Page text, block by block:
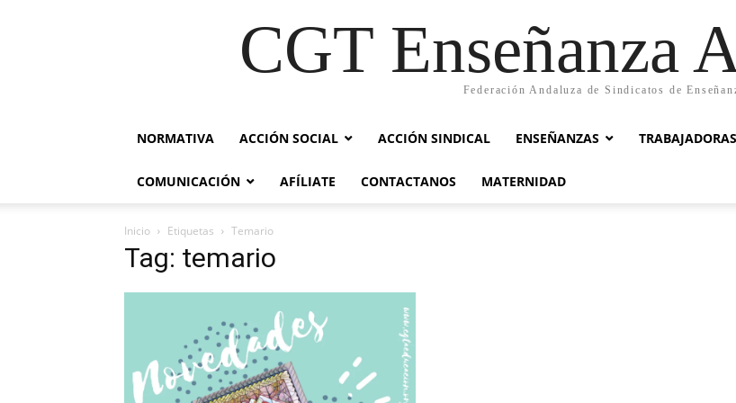
CGT Enseñanza
Federación Andaluza de Sindicatos de
NORMATIVA ACCIÓN SOCIAL ACCIÓN SINDICAL ENSEÑANZAS TRABAJADORAS
COMUNICACIÓN AFÍLIATE CONTACTANOS MATERNIDAD
Inicio Etiquetas Temario
Tag: temario